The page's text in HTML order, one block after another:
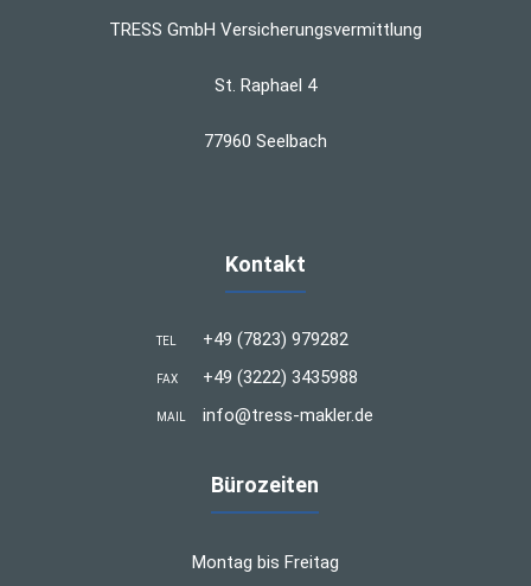
TRESS GmbH Versicherungsvermittlung
St. Raphael 4
77960 Seelbach
Kontakt
TEL +49 (7823) 979282
FAX +49 (3222) 3435988
MAIL info@tress-makler.de
Bürozeiten
Montag bis Freitag